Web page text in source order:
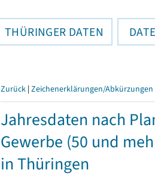
THÜRINGER DATEN
Zurück | Zeichenerklärungen/Abkürzungen
Jahresdaten nach
Gewerbe (50 und
in Thüringen